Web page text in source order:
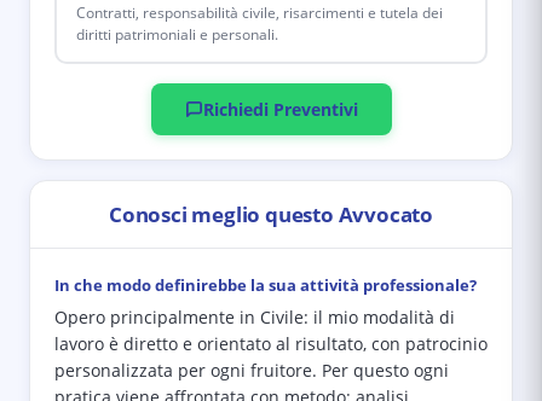
Contratti, responsabilità civile, risarcimenti e tutela dei
diritti patrimoniali e personali.
Richiedi Preventivi
Conosci meglio questo Avvocato
In che modo definirebbe la sua attività professionale?
Opero principalmente in Civile: il mio modalità di
lavoro è diretto e orientato al risultato, con patrocinio
personalizzata per ogni fruitore. Per questo ogni